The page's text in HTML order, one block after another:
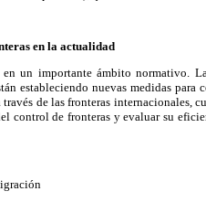
en la actualidad
un importante ámbito normativo.
estableciendo nuevas medidas para
de las fronteras internacionales,
control de fronteras y evaluar su